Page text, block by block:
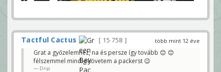
több mint 12 éve
Tactful Cactus
15 758
Grat a győzelemhez, na és persze így tovább 😊 😊
félszemmel mindig követem a packerst 😉
Drip